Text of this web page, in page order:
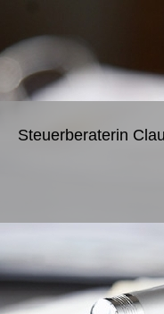
Steuerberaterin